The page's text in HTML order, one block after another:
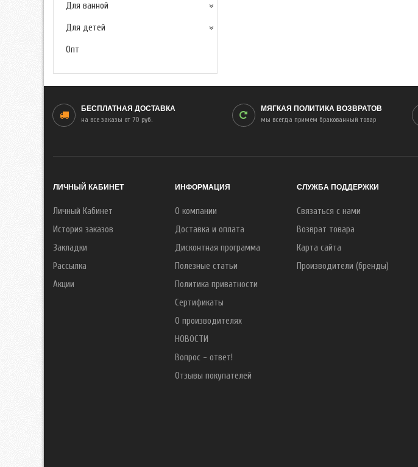
Для ванной
Для детей
Опт
БЕСПЛАТНАЯ ДОСТАВКА
на все заказы от 70 руб.
МЯГКАЯ ПОЛИТИКА ВОЗВРАТОВ
мы всегда примем бракованный товар
ЛИЧНЫЙ КАБИНЕТ
Личный Кабинет
История заказов
Закладки
Рассылка
Акции
ИНФОРМАЦИЯ
О компании
Доставка и оплата
Дисконтная программа
Полезные статьи
Политика приватности
Сертификаты
О производителях
НОВОСТИ
Вопрос - ответ!
Отзывы покупателей
СЛУЖБА ПОДДЕРЖКИ
Связаться с нами
Возврат товара
Карта сайта
Производители (бренды)